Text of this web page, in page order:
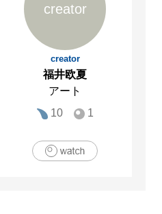
creator
creator
福井欧夏
アート
10
1